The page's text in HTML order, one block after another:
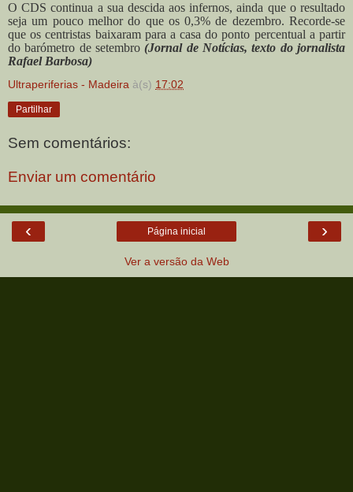
O CDS continua a sua descida aos infernos, ainda que o resultado
seja um pouco melhor do que os 0,3% de dezembro. Recorde-se
que os centristas baixaram para a casa do ponto percentual a partir
do barómetro de setembro(Jornal de Notícias, texto do jornalista
Rafael Barbosa)
Ultraperiferias - Madeira à(s) 17:02
Partilhar
Sem comentários:
Enviar um comentário
‹ ›
Página inicial
Ver a versão da Web